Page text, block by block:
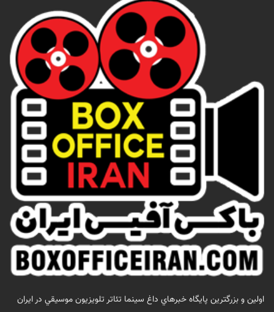
اولين و بزرگترين پايگاه خبرهاي داغ سينما تئاتر تلويزيون موسيقي در ايران